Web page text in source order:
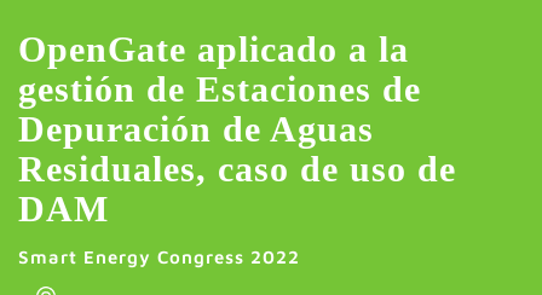
OpenGate aplicado a la
gestión de Estaciones de
Depuración de Aguas
Residuales, caso de uso de
DAM
Smart Energy Congress 2022